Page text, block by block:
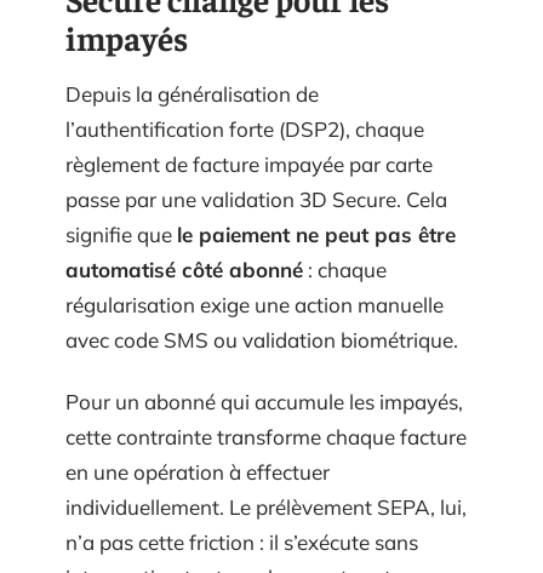
impayés
Depuis la généralisation de
l’authentification forte (DSP2), chaque
règlement de facture impayée par carte
passe par une validation 3D Secure. Cela
signifie que le paiement ne peut pas être
automatisé côté abonné : chaque
régularisation exige une action manuelle
avec code SMS ou validation biométrique.
Pour un abonné qui accumule les impayés,
cette contrainte transforme chaque facture
en une opération à effectuer
individuellement. Le prélèvement SEPA, lui,
n’a pas cette friction : il s’exécute sans